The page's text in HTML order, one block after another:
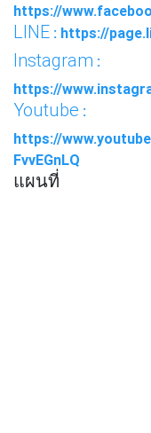
https://
LINE : https://
Instagram :
https://
Youtube :
https://
FvvEGnLQ
แผนที่